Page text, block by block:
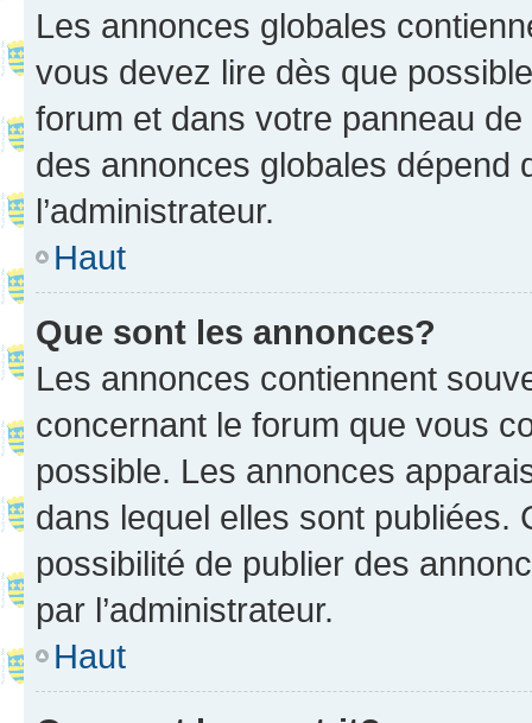
Les annonces globales
vous devez lire dès que
forum et dans votre panneau
des annonces globales dépend
l’administrateur.
Haut
Que sont les annonces?
Les annonces contiennent
concernant le forum que vous
possible. Les annonces
dans lequel elles sont publiées.
possibilité de publier des
par l’administrateur.
Haut